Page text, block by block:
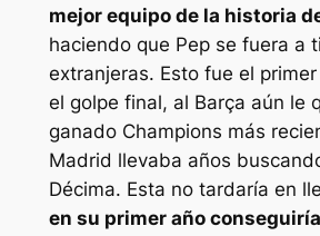
mejor equipo de la historia
haciendo que Pep se fuera a
extranjeras. Esto fue el
el golpe final, al Barça aún le
ganado Champions más
Madrid llevaba años
Décima. Esta no tardaría en
en su primer año